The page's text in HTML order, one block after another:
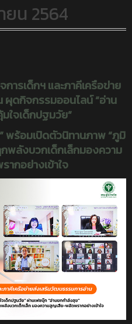
น 2564
รเด็กฯ และภาคีเครือข่าย
ดกิจกรรมออนไลน์ “อ่าน
ใจเด็กปฐมวัย”
พร้อมเปิดตัวนิทานภาพ “ภูมิ
พลังบวกเด็กเล็กมองความ
กอย่างเข้าใจ